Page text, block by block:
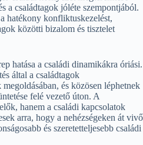
a családtagok jóléte szempontjából.
hatékony konfliktuskezelést,
közötti bizalom és tisztelet
hatása a családi dinamikákra óriási.
által a családtagok
és közösen léphetnek
felé vezető úton. A
hanem a családi kapcsolatok
arra, hogy a nehézségeken át vivő
és szeretetteljesebb családi